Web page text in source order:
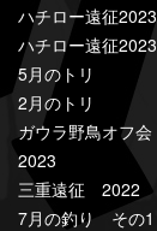
ハチロー遠征
ハチロー遠征
5月のトリ
2月のトリ
ガウラ野鳥オフ会
2023
三重遠征 2022
7月の釣り その1